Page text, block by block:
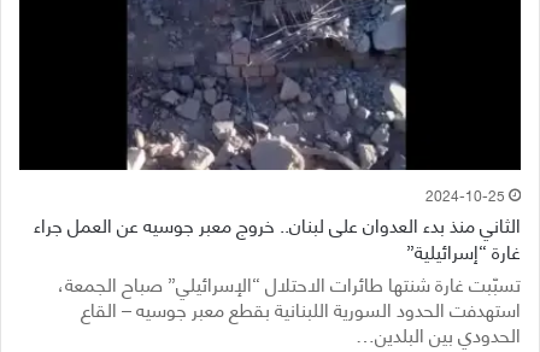
2024-10-25
الثاني منذ بدء العدوان على لبنان.. خروج معبر جوسيه عن العمل جراء
غارة “إسرائيلية”
تسبّبت غارة شنتها طائرات الاحتلال “الإسرائيلي” صباح الجمعة،
استهدفت الحدود السورية اللبنانية بقطع معبر جوسيه – القاع
الحدودي بين البلدين…